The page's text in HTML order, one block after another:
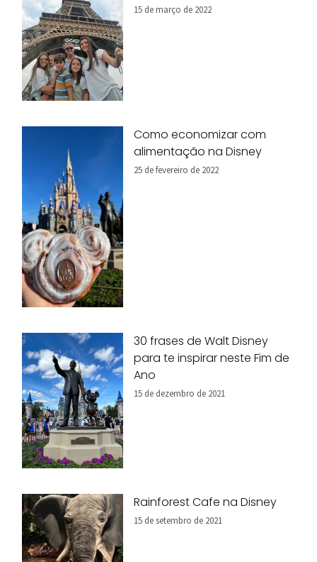
15 de março de 2022
Como economizar com
alimentação na Disney
25 de fevereiro de 2022
30 frases de Walt Disney
para te inspirar neste Fim de
Ano
15 de dezembro de 2021
Rainforest Cafe na Disney
15 de setembro de 2021